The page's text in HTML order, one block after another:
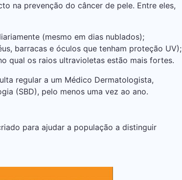
na prevenção do câncer de pele. Entre eles,
(mesmo em dias nublados);
barracas e óculos que tenham proteção UV);
qual os raios ultravioletas estão mais fortes.
regular a um Médico Dermatologista,
(SBD), pelo menos uma vez ao ano.
para ajudar a população a distinguir